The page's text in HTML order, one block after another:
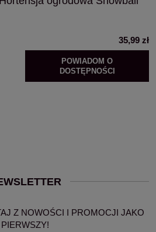
35,99 zł
POWIADOM O
DOSTĘPNOŚCI
Z NOWOŚCI I PROMOCJI JAKO
PIERWSZY!